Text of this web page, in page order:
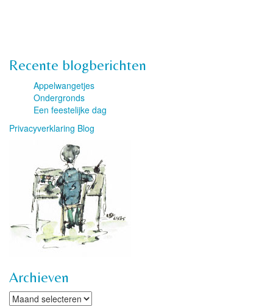
Recente blogberichten
Appelwangetjes
Ondergronds
Een feestelijke dag
Privacyverklaring Blog
Archieven
Archieven